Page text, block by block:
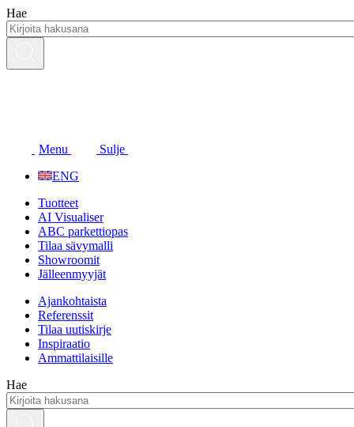
Siirry
sisältöön
Hae
Menu
Sulje
ENG
Tuotteet
AI Visualiser
ABC parkettiopas
Tilaa sävymalli
Showroomit
Jälleenmyyjät
Ajankohtaista
Referenssit
Tilaa uutiskirje
Inspiraatio
Ammattilaisille
Hae